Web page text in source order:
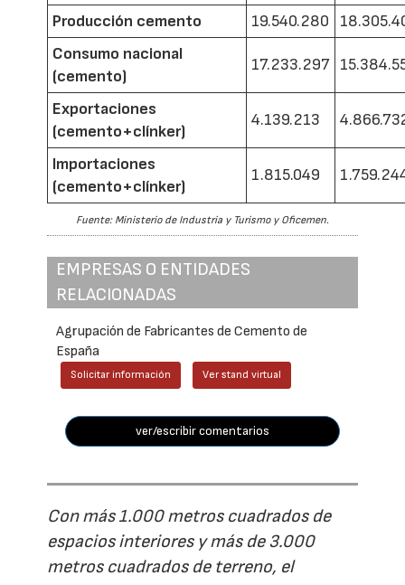
Producción cemento 19.540.280
Consumo nacional
(cemento)
17.233.297
Exportaciones
(cemento+clínker)
4.139.213
Importaciones
(cemento+clínker)
1.815.049
Fuente: Ministerio de Industria y Turismo y Oficemen.
EMPRESAS O ENTIDADES
RELACIONADAS
Agrupación de Fabricantes de Cemento de
España
Solicitar información Ver stand virtual
ver/escribir comentarios
Con más 1.000 metros cuadrados de
espacios interiores y más de 3.000
metros cuadrados de terreno, el